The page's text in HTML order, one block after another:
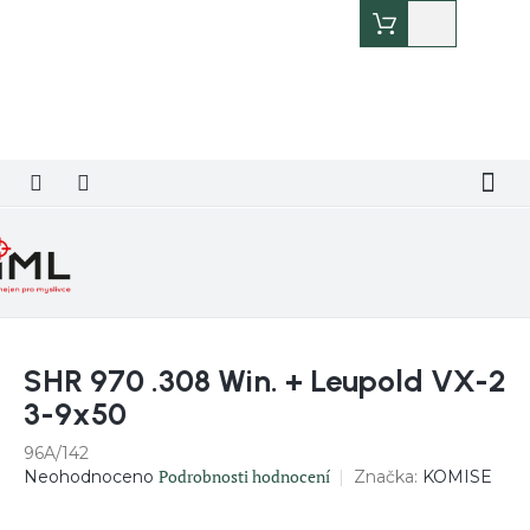
košík
SHR 970 .308 Win. + Leupold VX-2
3-9x50
96A/142
Průměrné
Neohodnoceno Podrobnosti hodnocení Značka: KOMISE